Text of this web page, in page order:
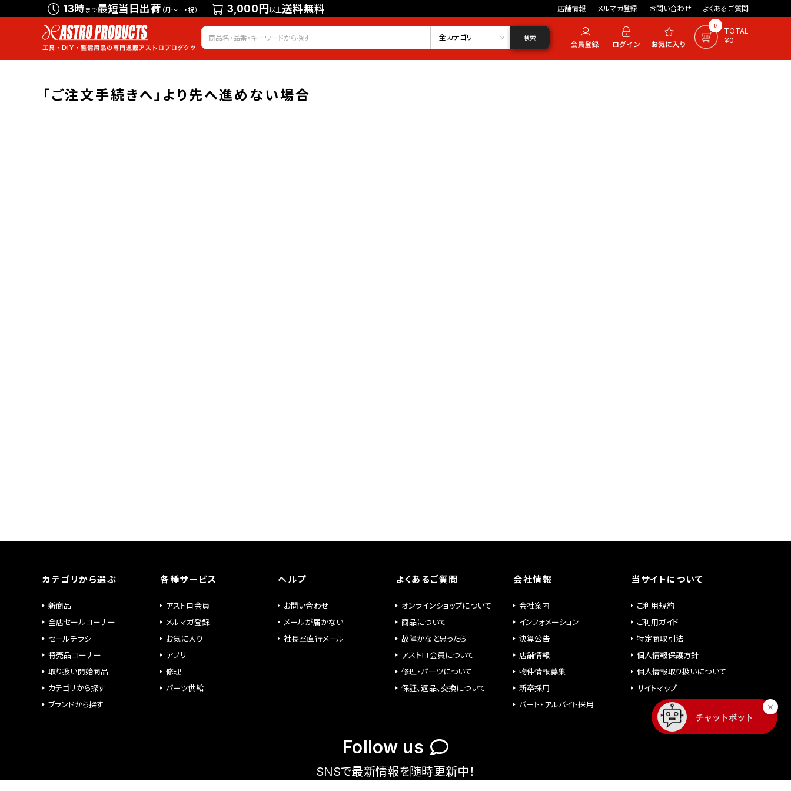
13時まで最短当日出荷 （月～土・祝） 3,000円以上送料無料 店舗情報 メルマガ登録 お問い合わせ よくあるご質問
会員登録 ログイン お気に入り 0
TOTAL
￥0
全カテゴリ 検索
「ご注文手続きへ」より先へ進めない場合
カテゴリから選ぶ
新商品
全店セールコーナー
セールチラシ
特売品コーナー
取り扱い開始商品
カテゴリから探す
ブランドから探す
各種サービス
アストロ会員
メルマガ登録
お気に入り
アプリ
修理
パーツ供給
ヘルプ
お問い合わせ
メールが届かない
社長室直行メール
よくあるご質問
オンラインショップについて
商品について
故障かなと思ったら
アストロ会員について
修理・パーツについて
保証、返品、交換について
会社情報
会社案内
インフォメーション
決算公告
店舗情報
物件情報募集
新卒採用
パート・アルバイト採用
当サイトについて
ご利用規約
ご利用ガイド
特定商取引法
個人情報保護方針
個人情報取り扱いについて
サイトマップ
Follow us
SNSで最新情報を随時更新中！